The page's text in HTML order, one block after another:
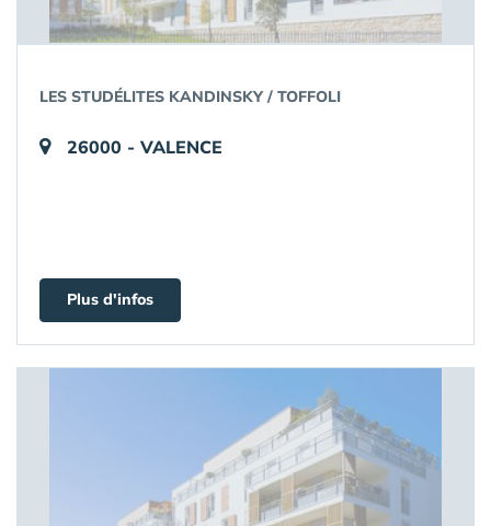
LES STUDÉLITES KANDINSKY / TOFFOLI
26000 - VALENCE
Plus d'infos